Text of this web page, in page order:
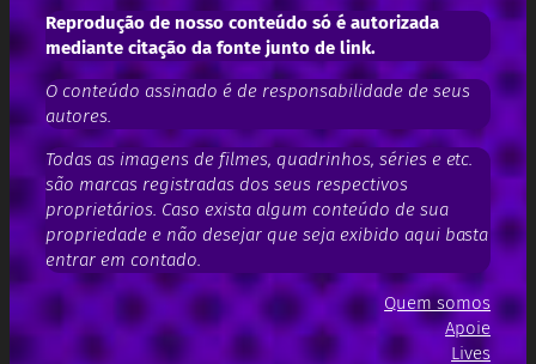
Reprodução de nosso conteúdo só é autorizada
mediante citação da fonte junto de link.
O conteúdo assinado é de responsabilidade de seus
autores.
Todas as imagens de filmes, quadrinhos, séries e etc.
são marcas registradas dos seus respectivos
proprietários. Caso exista algum conteúdo de sua
propriedade e não desejar que seja exibido aqui basta
entrar em contado.
Quem somos
Apoie
Lives